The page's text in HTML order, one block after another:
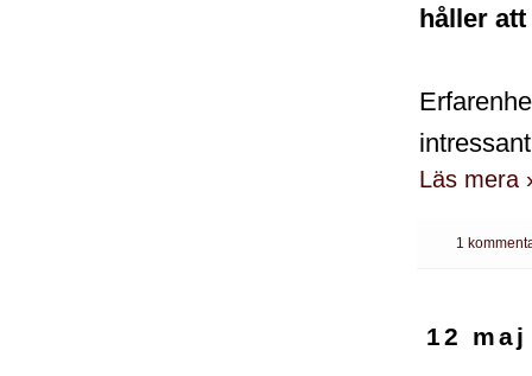
håller
Läs mera
1
12